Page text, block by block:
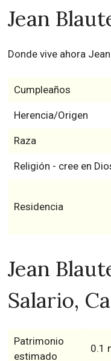
Jean
Donde vive ahora
Cumpleaños
Herencia/Origen
Raza
Religión - cree en
Residencia
Jean
Salario,
Patrimonio
estimado
0.1